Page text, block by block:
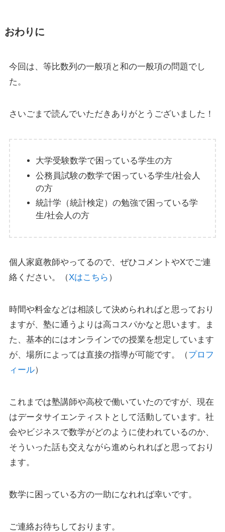
おわりに
今回は、 等比数列の一般項と和の一般項の問題でし
た。
さいごまで読んでいただきありがとうございました！
大学受験数学で困っている学生の方
公務員試験の数学で困っている学生/社会人
の方
統計学（統計検定）の勉強で困っている学
生/社会人の方
個人家庭教師やってるので、ぜひコメントやXでご連
絡ください。（Xはこちら ）
時間や料金などは相談して決められればと思っており
ますが、塾に通うよりは高コスパかなと思います。ま
た、基本的にはオンラインでの授業を想定しています
が、場所によっては直接の指導が可能です。（プロフ
ィール）
これまでは塾講師や高校で働いていたのですが、現在
はデータサイエンティストとして活動しています。社
会やビジネスで数学がどのように使われているのか、
そういった話も交えながら進められればと思っており
ます。
数学に困っている方の一助になれれば幸いです。
ご連絡お待ちしております。